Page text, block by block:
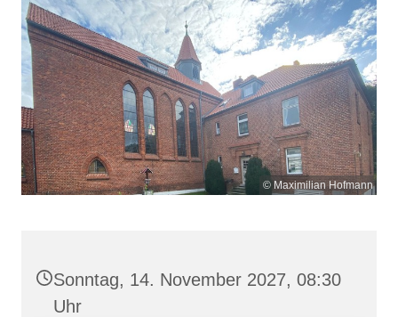
© Maximilian Hofmann
Sonntag, 14. November 2027, 08:30
Uhr